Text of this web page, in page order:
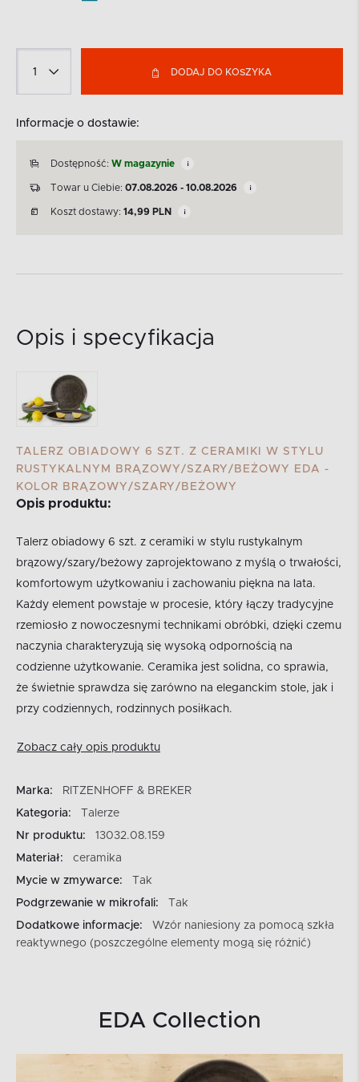
DODAJ DO KOSZYKA
Informacje o dostawie:
Dostępność: W magazynie
Towar u Ciebie: 07.08.2026 - 10.08.2026
Koszt dostawy: 14,99 PLN
Opis i specyfikacja
TALERZ OBIADOWY 6 SZT. Z CERAMIKI W STYLU
RUSTYKALNYM BRĄZOWY/SZARY/BEŻOWY EDA -
KOLOR BRĄZOWY/SZARY/BEŻOWY
Opis produktu:
Talerz obiadowy 6 szt. z ceramiki w stylu rustykalnym
brązowy/szary/beżowy zaprojektowano z myślą o trwałości,
komfortowym użytkowaniu i zachowaniu piękna na lata.
Każdy element powstaje w procesie, który łączy tradycyjne
rzemiosło z nowoczesnymi technikami obróbki, dzięki czemu
naczynia charakteryzują się wysoką odpornością na
codzienne użytkowanie. Ceramika jest solidna, co sprawia,
że świetnie sprawdza się zarówno na eleganckim stole, jak i
przy codziennych, rodzinnych posiłkach.
Zobacz cały opis produktu
Marka:
RITZENHOFF & BREKER
Kategoria:
Talerze
Nr produktu:
13032.08.159
Materiał:
ceramika
Mycie w zmywarce:
Tak
Podgrzewanie w mikrofali:
Tak
Dodatkowe informacje:
Wzór naniesiony za pomocą szkła
reaktywnego (poszczególne elementy mogą się różnić)
EDA Collection